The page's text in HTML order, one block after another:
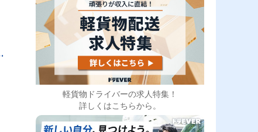
軽貨物ドライバーの求人特集！
詳しくはこちらから。